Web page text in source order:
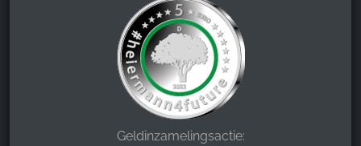
Geldinzamelingsactie: